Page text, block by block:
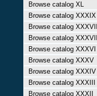
Browse catalog XL
Browse catalog XXXIX
Browse catalog XXXVIII
Browse catalog XXXVII
Browse catalog XXXVI
Browse catalog XXXV
Browse catalog XXXIV
Browse catalog XXXIII
Browse catalog XXXII